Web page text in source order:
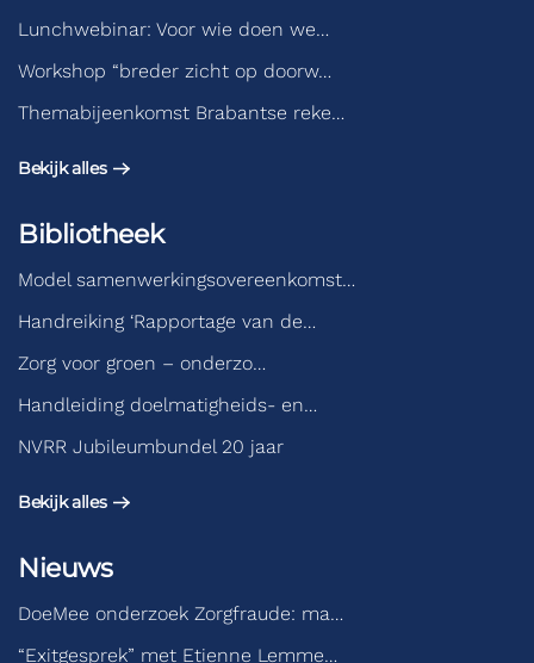
Lunchwebinar: Voor wie doen we…
Workshop “breder zicht op doorw…
Themabijeenkomst Brabantse reke…
Bekijk alles
Bibliotheek
Model samenwerkingsovereenkomst…
Handreiking ‘Rapportage van de…
Zorg voor groen – onderzo…
Handleiding doelmatigheids- en…
NVRR Jubileumbundel 20 jaar
Bekijk alles
Nieuws
DoeMee onderzoek Zorgfraude: ma…
“Exitgesprek” met Etienne Lemme…